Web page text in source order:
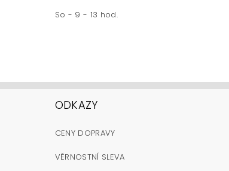
So - 9 - 13 hod.
ODKAZY
CENY DOPRAVY
VĚRNOSTNÍ SLEVA